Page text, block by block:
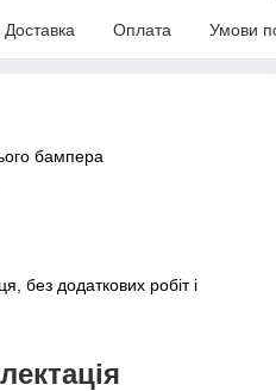
Доставка Оплата Умови
бампера
без додаткових робіт і